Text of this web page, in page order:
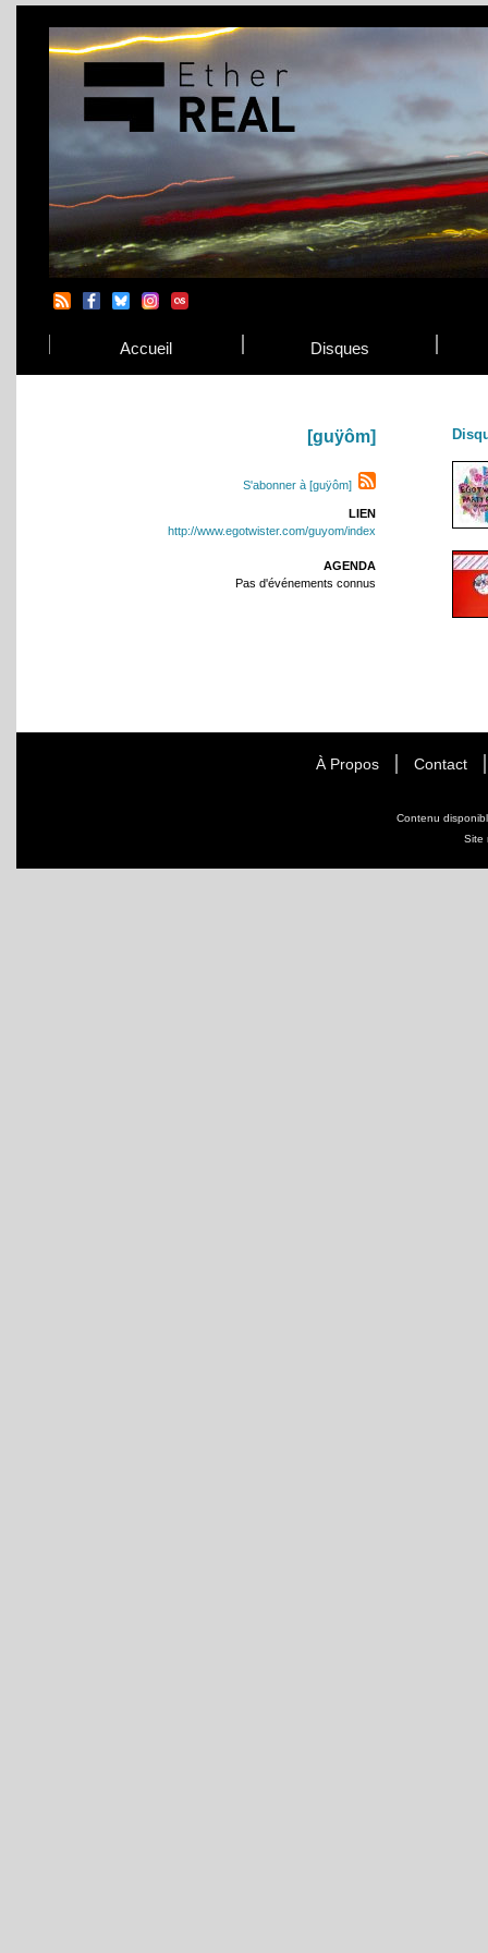
Accueil Disques
[guÿôm]
S'abonner à [guÿôm]
LIEN
http://www.egotwister.com/guyom/index
AGENDA
Pas d'événements connus
À Propos Contact
Contenu
Site